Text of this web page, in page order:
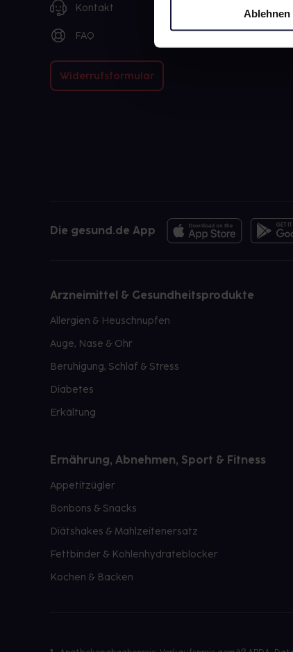
Ablehnen
Kontakt
FAQ
Widerrufsformular
Die gesund.de App
Arzneimittel & Gesundheitsprodukte
Allergien & Heuschnupfen
Auge, Nase & Ohr
Beruhigung, Schlaf & Stress
Diabetes
Erkältung
Ernährung, Abnehmen, Sport & Fitness
Appetitzügler
Bonbons & Snacks
Diätshakes & Mahlzeitenersatz
Fettbinder & Kohlenhydrateblocker
Kochen & Backen